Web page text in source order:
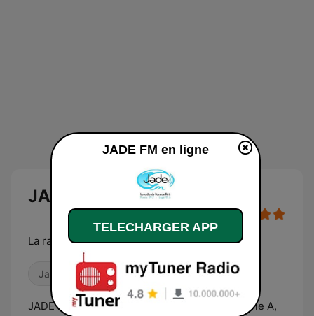
JADE FM
La radio du Pays de Retz
Jazz Locales
JADE FM est une radio associative de catégorie A,
JADE FM en ligne
TELECHARGER APP